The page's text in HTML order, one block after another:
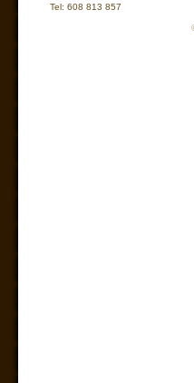
Tel: 608 813 857